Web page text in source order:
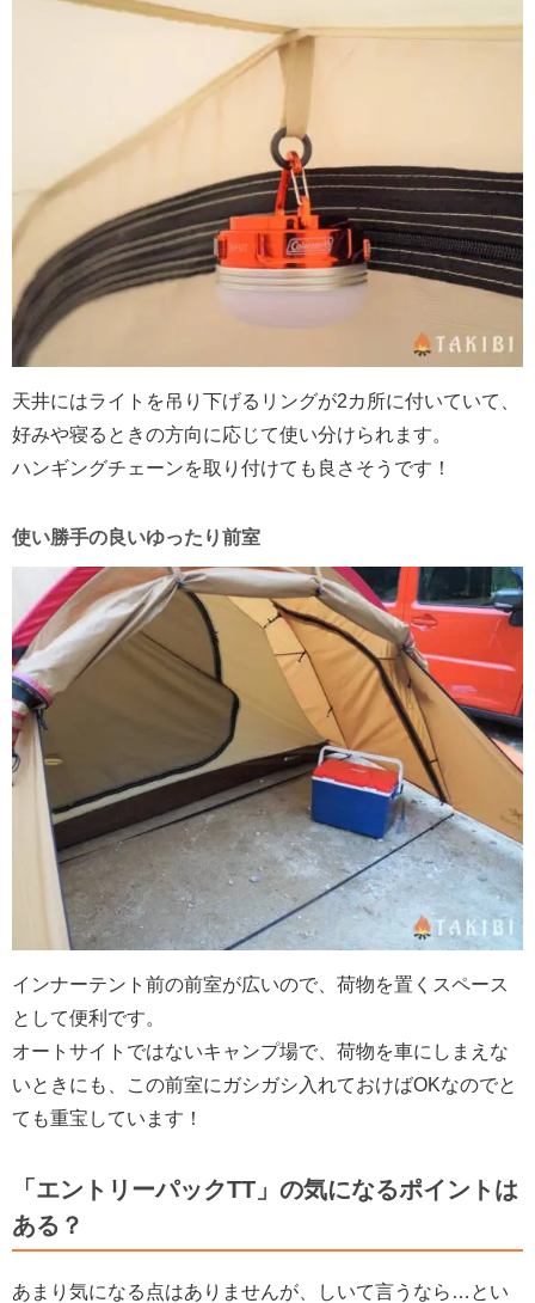
天井にはライトを吊り下げるリングが2カ所に付いていて、
好みや寝るときの方向に応じて使い分けられます。
ハンギングチェーンを取り付けても良さそうです！
使い勝手の良いゆったり前室
インナーテント前の前室が広いので、荷物を置くスペース
として便利です。
オートサイトではないキャンプ場で、荷物を車にしまえな
いときにも、この前室にガシガシ入れておけばOKなのでと
ても重宝しています！
「エントリーパックTT」の気になるポイントは
ある？
あまり気になる点はありませんが、しいて言うなら…とい